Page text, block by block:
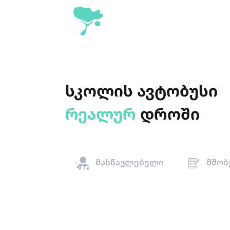
სკოლის ავტობუსი
რეალურ დროში
მასწავლებელი